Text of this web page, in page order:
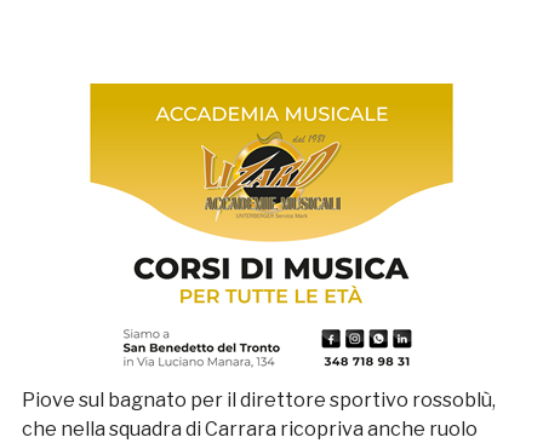
Piove sul bagnato per il direttore sportivo rossoblù,
che nella squadra di Carrara ricopriva anche ruolo